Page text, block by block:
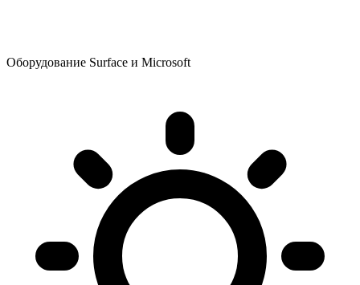
Оборудование Surface и Microsoft